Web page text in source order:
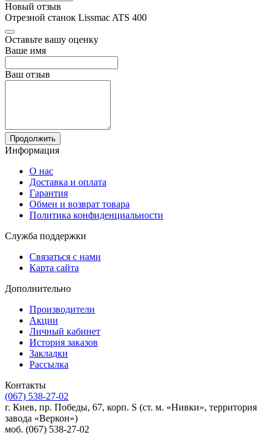
Новый отзыв
Отрезной станок Lissmac ATS 400
Оставьте вашу оценку
Ваше имя
Ваш отзыв
Продолжить
Информация
О нас
Доставка и оплата
Гарантия
Обмен и возврат товара
Политика конфиденциальности
Служба поддержки
Связаться с нами
Карта сайта
Дополнительно
Производители
Акции
Личный кабинет
История заказов
Закладки
Рассылка
Контакты
(067) 538-27-02
г. Киев, пр. Победы, 67, корп. S (ст. м. «Нивки», территория
завода «Веркон»)
моб. (067) 538-27-02